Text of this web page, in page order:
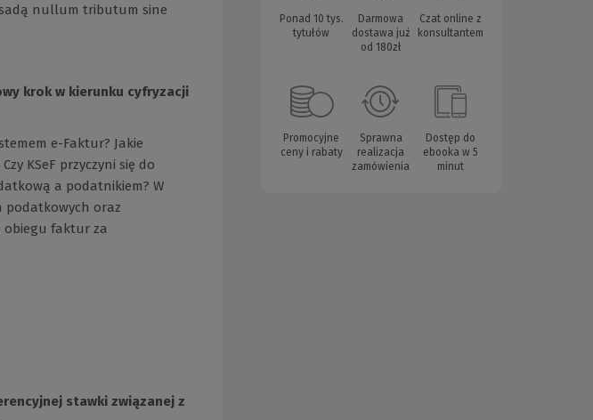
nullum tributum sine
krok w kierunku cyfryzacji
e-Faktur? Jakie
KSeF przyczyni się do
a podatnikiem? W
podatkowych oraz
obiegu faktur za
stawki związanej z
Ponad 10 tys.
tytułów
Darmowa
dostawa już
od 180zł
Czat online z
konsultantem
Promocyjne
ceny i rabaty
Sprawna
realizacja
zamówienia
Dostęp do
ebooka w 5
minut